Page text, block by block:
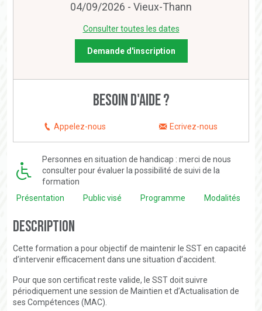
04/09/2026 - Vieux-Thann
Consulter toutes les dates
Demande d'inscription
Besoin d'aide ?
Appelez-nous Ecrivez-nous
Personnes en situation de handicap : merci de nous
consulter pour évaluer la possibilité de suivi de la
formation
Présentation
Public visé Programme Modalités
Description
Cette formation a pour objectif de maintenir le SST en capacité
d’intervenir efficacement dans une situation d’accident.
Pour que son certificat reste valide, le SST doit suivre
périodiquement une session de Maintien et d’Actualisation de
ses Compétences (MAC).